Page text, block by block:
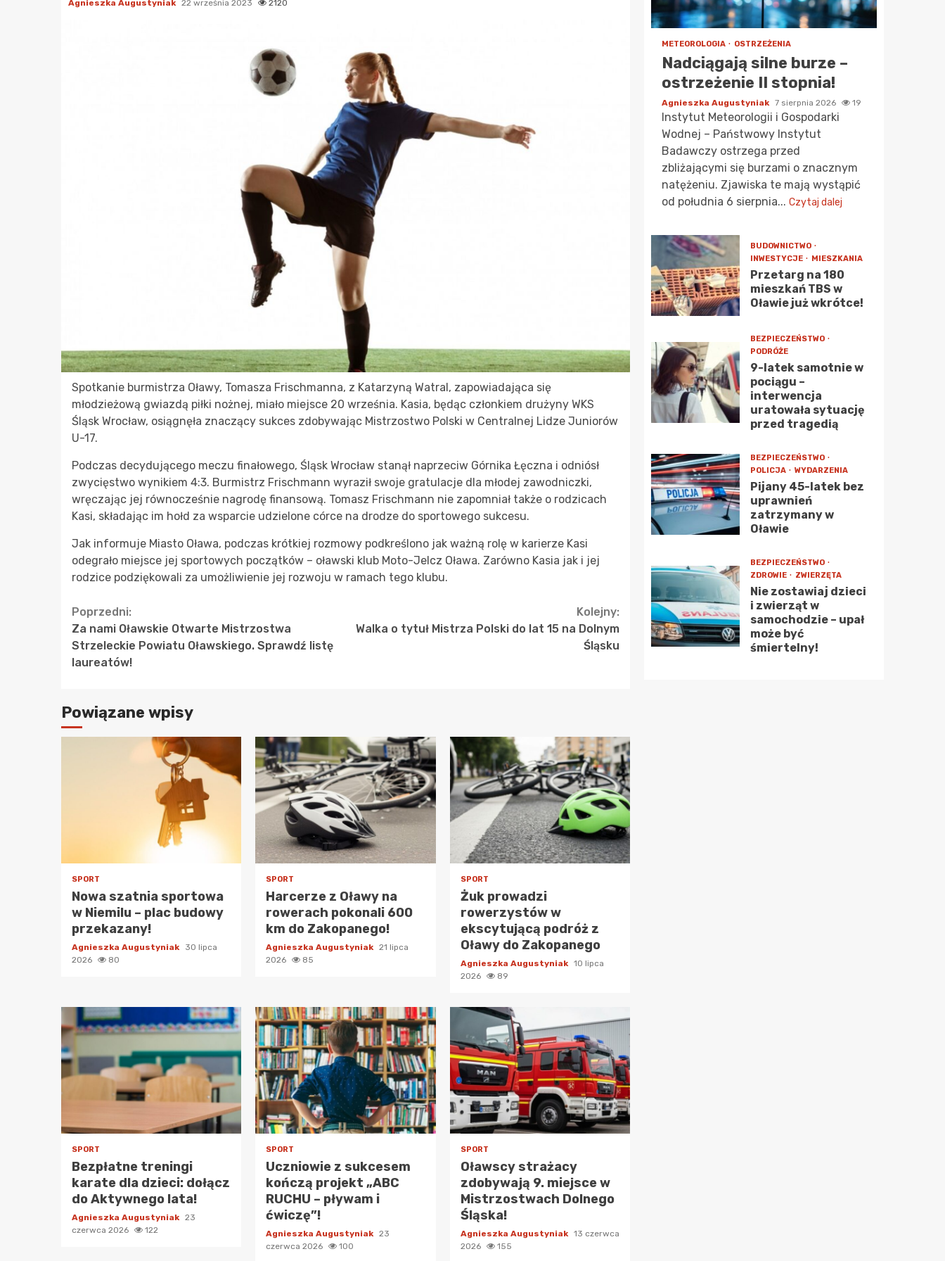
Agnieszka Augustyniak 22 września 2023 2120
Spotkanie burmistrza Oławy, Tomasza Frischmanna, z Katarzyną Watral, zapowiadająca się
młodzieżową gwiazdą piłki nożnej, miało miejsce 20 września. Kasia, będąc członkiem drużyny WKS
Śląsk Wrocław, osiągnęła znaczący sukces zdobywając Mistrzostwo Polski w Centralnej Lidze Juniorów
U-17.
Podczas decydującego meczu finałowego, Śląsk Wrocław stanął naprzeciw Górnika Łęczna i odniósł
zwycięstwo wynikiem 4:3. Burmistrz Frischmann wyraził swoje gratulacje dla młodej zawodniczki,
wręczając jej równocześnie nagrodę finansową. Tomasz Frischmann nie zapomniał także o rodzicach
Kasi, składając im hołd za wsparcie udzielone córce na drodze do sportowego sukcesu.
Jak informuje Miasto Oława, podczas krótkiej rozmowy podkreślono jak ważną rolę w karierze Kasi
odegrało miejsce jej sportowych początków – oławski klub Moto-Jelcz Oława. Zarówno Kasia jak i jej
rodzice podziękowali za umożliwienie jej rozwoju w ramach tego klubu.
Continue
Reading
Poprzedni:
Za nami Oławskie Otwarte Mistrzostwa
Strzeleckie Powiatu Oławskiego. Sprawdź listę
laureatów!
Kolejny:
Walka o tytuł Mistrza Polski do lat 15 na Dolnym
Śląsku
Powiązane wpisy
SPORT
Nowa szatnia sportowa
w Niemilu – plac budowy
przekazany!
Agnieszka Augustyniak 30 lipca
2026
80
SPORT
Harcerze z Oławy na
rowerach pokonali 600
km do Zakopanego!
Agnieszka Augustyniak 21 lipca
2026
85
SPORT
Żuk prowadzi
rowerzystów w
ekscytującą podróż z
Oławy do Zakopanego
Agnieszka Augustyniak 10 lipca
2026
89
SPORT
Bezpłatne treningi
karate dla dzieci: dołącz
do Aktywnego lata!
Agnieszka Augustyniak 23
czerwca 2026
122
SPORT
Uczniowie z sukcesem
kończą projekt „ABC
RUCHU – pływam i
ćwiczę”!
Agnieszka Augustyniak 23
czerwca 2026
100
SPORT
Oławscy strażacy
zdobywają 9. miejsce w
Mistrzostwach Dolnego
Śląska!
Agnieszka Augustyniak 13 czerwca
2026
155
METEOROLOGIA OSTRZEŻENIA
Nadciągają silne burze –
ostrzeżenie II stopnia!
Agnieszka Augustyniak 7 sierpnia 2026 19
Instytut Meteorologii i Gospodarki
Wodnej – Państwowy Instytut
Badawczy ostrzega przed
zbliżającymi się burzami o znacznym
natężeniu. Zjawiska te mają wystąpić
od południa 6 sierpnia... Czytaj dalej
BUDOWNICTWO
INWESTYCJE
MIESZKANIA
Przetarg na 180
mieszkań TBS w
Oławie już wkrótce!
BEZPIECZEŃSTWO
PODRÓŻE
9-latek samotnie w
pociągu –
interwencja
uratowała sytuację
przed tragedią
BEZPIECZEŃSTWO
POLICJA
WYDARZENIA
Pijany 45-latek bez
uprawnień
zatrzymany w
Oławie
BEZPIECZEŃSTWO
ZDROWIE
ZWIERZĘTA
Nie zostawiaj dzieci
i zwierząt w
samochodzie – upał
może być
śmiertelny!